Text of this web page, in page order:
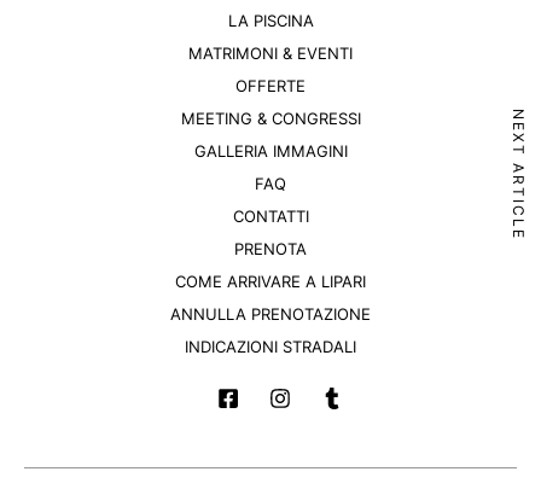
NEXT ARTICLE
LA PISCINA
MATRIMONI & EVENTI
OFFERTE
MEETING & CONGRESSI
GALLERIA IMMAGINI
FAQ
CONTATTI
PRENOTA
COME ARRIVARE A LIPARI
ANNULLA PRENOTAZIONE
INDICAZIONI STRADALI